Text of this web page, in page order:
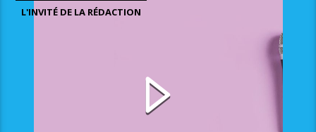
L'INVITÉ DE LA RÉDACTION